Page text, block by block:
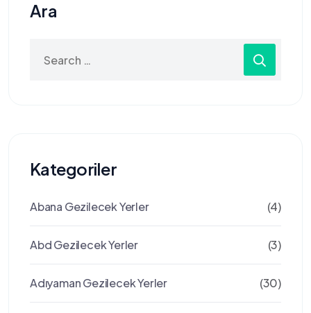
Ara
for:
Kategoriler
Abana Gezilecek Yerler (4)
Abd Gezilecek Yerler (3)
Adıyaman Gezilecek Yerler (30)